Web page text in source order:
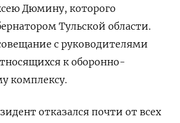
Дюмину, которого
Тульской области.
с руководителями
к оборонно-
комплексу.
отказался почти от всех